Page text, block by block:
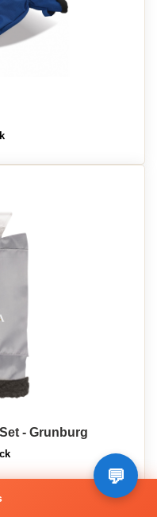
- Grunburg